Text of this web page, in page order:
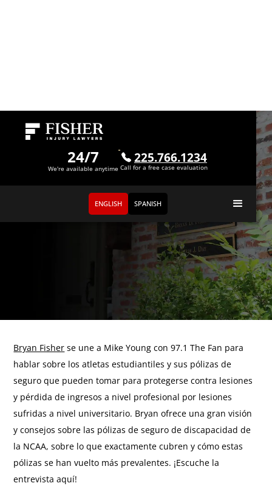
24/7
We're available anytime
225.766.1234
Call for a free case evaluation
ENGLISH SPANISH
Bryan Fisher se une a Mike Young con 97.1 The Fan para
hablar sobre los atletas estudiantiles y sus pólizas de
seguro que pueden tomar para protegerse contra lesiones
y pérdida de ingresos a nivel profesional por lesiones
sufridas a nivel universitario. Bryan ofrece una gran visión
y consejos sobre las pólizas de seguro de discapacidad de
la NCAA, sobre lo que exactamente cubren y cómo estas
pólizas se han vuelto más prevalentes. ¡Escuche la
entrevista aquí!